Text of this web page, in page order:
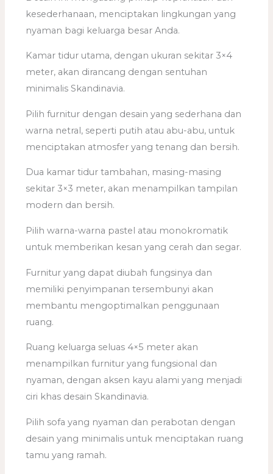
kesederhanaan, menciptakan lingkungan yang
nyaman bagi keluarga besar Anda.
Kamar tidur utama, dengan ukuran sekitar 3×4
meter, akan dirancang dengan sentuhan
minimalis Skandinavia.
Pilih furnitur dengan desain yang sederhana dan
warna netral, seperti putih atau abu-abu, untuk
menciptakan atmosfer yang tenang dan bersih.
Dua kamar tidur tambahan, masing-masing
sekitar 3×3 meter, akan menampilkan tampilan
modern dan bersih.
Pilih warna-warna pastel atau monokromatik
untuk memberikan kesan yang cerah dan segar.
Furnitur yang dapat diubah fungsinya dan
memiliki penyimpanan tersembunyi akan
membantu mengoptimalkan penggunaan
ruang.
Ruang keluarga seluas 4×5 meter akan
menampilkan furnitur yang fungsional dan
nyaman, dengan aksen kayu alami yang menjadi
ciri khas desain Skandinavia.
Pilih sofa yang nyaman dan perabotan dengan
desain yang minimalis untuk menciptakan ruang
tamu yang ramah.